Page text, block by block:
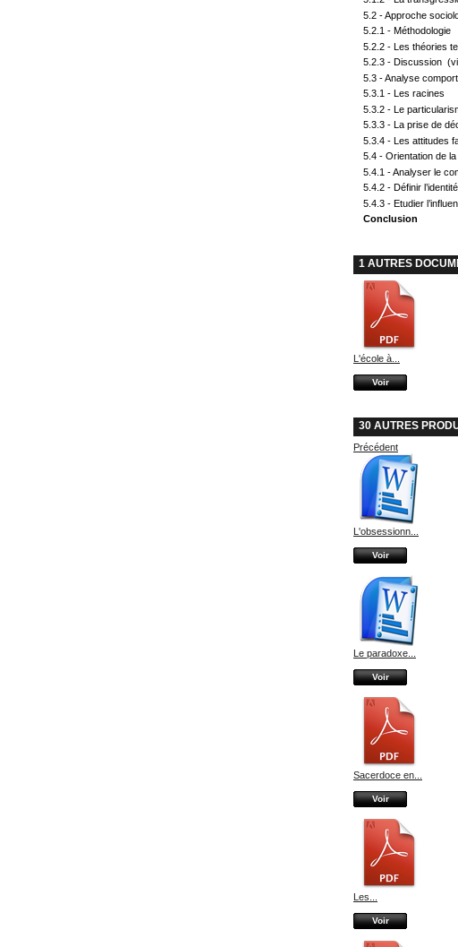
5.2 - Approche
5.2.1 - Méthodologie
5.2.2 - Les théories
5.2.3 - Discussion
5.3 - Analyse
5.3.1 - Les racines
5.3.2 - Le
5.3.3 - La prise de
5.3.4 - Les attitudes
5.4 - Orientation de
5.4.1 - Analyser le
5.4.2 - Définir
5.4.3 - Etudier
Conclusion
1 AUTRES
L'école à...
Voir
30 AUTRES
Précédent
L'obsessionn...
Voir
Le paradoxe...
Voir
Sacerdoce en...
Voir
Les...
Voir